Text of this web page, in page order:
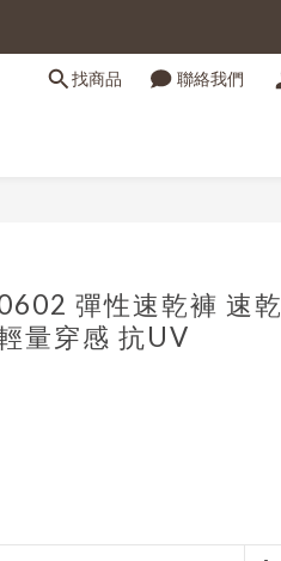
找商品 聯絡我們
彈性速乾褲 速乾
量穿感 抗UV